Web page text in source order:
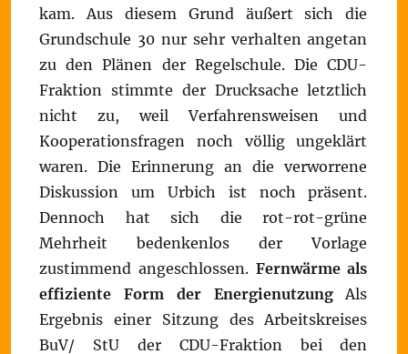
kam. Aus diesem Grund äußert sich die
Grundschule 30 nur sehr verhalten angetan
zu den Plänen der Regelschule. Die CDU-
Fraktion stimmte der Drucksache letztlich
nicht zu, weil Verfahrensweisen und
Kooperationsfragen noch völlig ungeklärt
waren. Die Erinnerung an die verworrene
Diskussion um Urbich ist noch präsent.
Dennoch hat sich die rot-rot-grüne
Mehrheit bedenkenlos der Vorlage
zustimmend angeschlossen. Fernwärme als
effiziente Form der EnergienutzungAls
Ergebnis einer Sitzung des Arbeitskreises
BuV/ StU der CDU-Fraktion bei den